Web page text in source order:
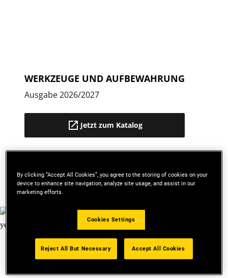
WERKZEUGE UND AUFBEWAHRUNG
Ausgabe 2026/2027
Jetzt zum Katalog
BROSCHÜREN
By clicking “Accept All Cookies”, you agree to the storing of cookies on your
device to enhance site navigation, analyze site usage, and assist in our
marketing efforts.
Cookies Settings
Reject All But Necessary Accept All Cookies